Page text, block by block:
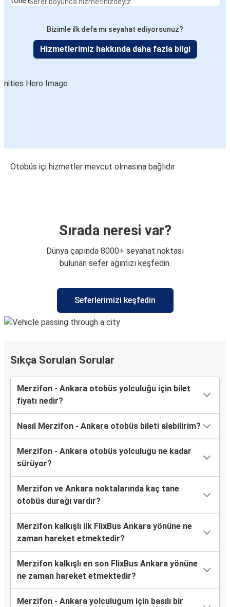
Bizimle ilk defa mı seyahat ediyorsunuz?
Hizmetlerimiz hakkında daha fazla bilgi
Otobüs içi hizmetler mevcut olmasına bağlıdır
Sırada neresi var?
Dünya çapında 8000+ seyahat noktası
bulunan sefer ağımızı keşfedin.
Seferlerimizi keşfedin
Sıkça Sorulan Sorular
Merzifon - Ankara otobüs yolculuğu için bilet
fiyatı nedir?
Nasıl Merzifon - Ankara otobüs bileti alabilirim?
Merzifon - Ankara otobüs yolculuğu ne kadar
sürüyor?
Merzifon ve Ankara noktalarında kaç tane
otobüs durağı vardır?
Merzifon kalkışlı ilk FlixBus Ankara yönüne ne
zaman hareket etmektedir?
Merzifon kalkışlı en son FlixBus Ankara yönüne
ne zaman hareket etmektedir?
Merzifon - Ankara yolculuğum için basılı bir